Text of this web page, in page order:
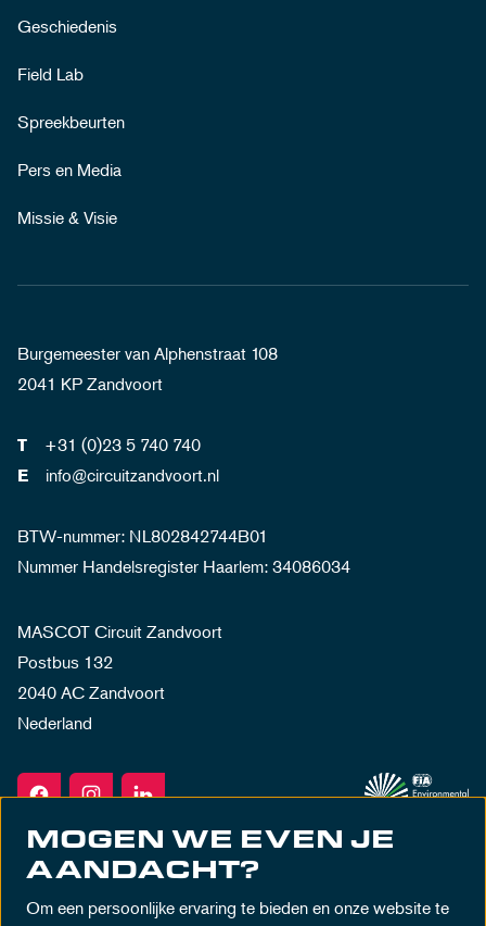
Geschiedenis
Field Lab
Spreekbeurten
Pers en Media
Missie & Visie
Burgemeester van Alphenstraat 108
2041 KP Zandvoort
T +31 (0)23 5 740 740
E info@circuitzandvoort.nl
BTW-nummer: NL802842744B01
Nummer Handelsregister Haarlem: 34086034
MASCOT Circuit Zandvoort
Postbus 132
2040 AC Zandvoort
Nederland
MOGEN WE EVEN JE
AANDACHT?
Om een persoonlijke ervaring te bieden en onze website te